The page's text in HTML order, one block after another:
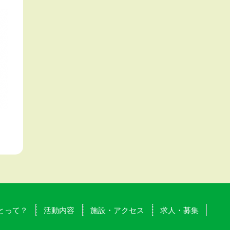
って？ 活動内容 施設・アクセス 求人・募集